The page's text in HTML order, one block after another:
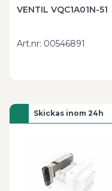
VENTIL VQC1A01N-51
Art.nr: 00546891
Skickas inom 24h